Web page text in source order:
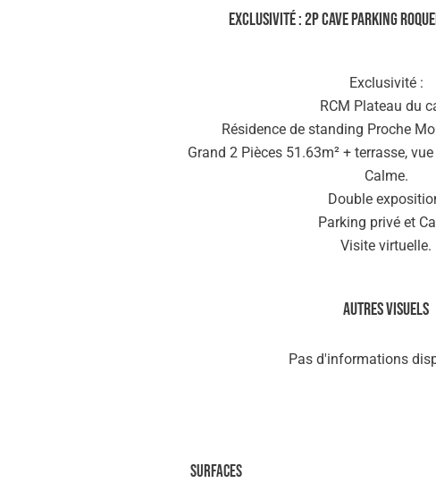
Exclusivité : 2P cave Parking
Exclusivité :
RCM Plateau du
Résidence de standing Proche
Grand 2 Pièces 51.63m² + terrasse,
Calme.
Double
Parking privé et
Visite virtuelle.
Autres visuels
Pas d'informations
Surfaces